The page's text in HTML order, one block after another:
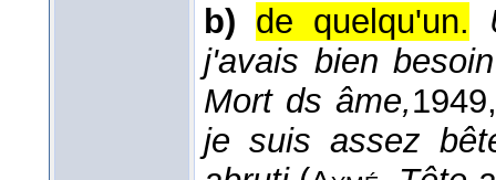
b) de quelqu'un.
j'avais bien
Mort ds âme,1949
je suis assez